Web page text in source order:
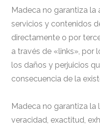
Madeca no garantiza la
servicios y contenidos
directamente o por
a través de «links», por
los daños y perjuicios
consecuencia de la
Madeca no garantiza la
veracidad, exactitud,